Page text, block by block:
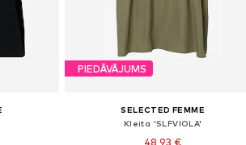
PIEDĀVĀJUMS
SELECTED FEMME
Kleita 'SLFVIOLA'
48,93 €